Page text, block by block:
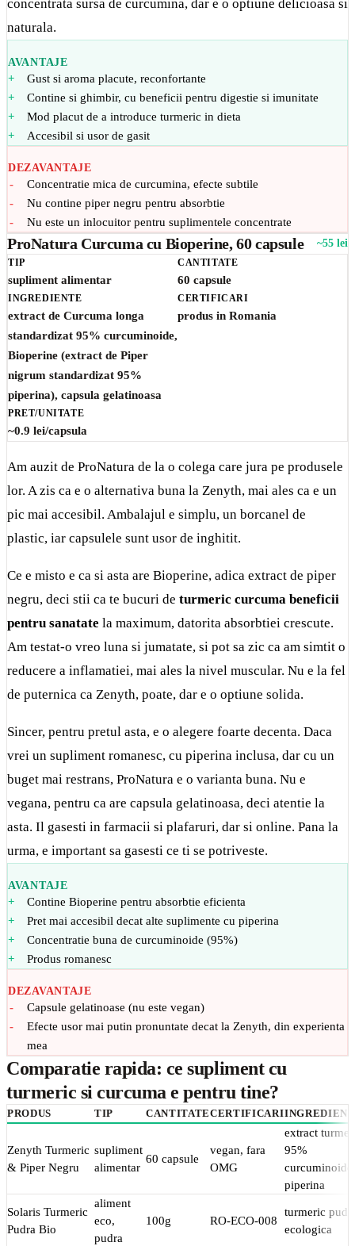
concentrata sursa de curcumina, dar e o optiune delicioasa si
naturala.
AVANTAJE
Gust si aroma placute, reconfortante
Contine si ghimbir, cu beneficii pentru digestie si imunitate
Mod placut de a introduce turmeric in dieta
Accesibil si usor de gasit
DEZAVANTAJE
Concentratie mica de curcumina, efecte subtile
Nu contine piper negru pentru absorbtie
Nu este un inlocuitor pentru suplimentele concentrate
ProNatura Curcuma cu Bioperine, 60 capsule ~55 lei
TIP
supliment alimentar
CANTITATE
60 capsule
INGREDIENTE
extract de Curcuma longa
standardizat 95% curcuminoide,
Bioperine (extract de Piper
nigrum standardizat 95%
piperina), capsula gelatinoasa
CERTIFICARI
produs in Romania
PRET/UNITATE
~0.9 lei/capsula
Am auzit de ProNatura de la o colega care jura pe produsele
lor. A zis ca e o alternativa buna la Zenyth, mai ales ca e un
pic mai accesibil. Ambalajul e simplu, un borcanel de
plastic, iar capsulele sunt usor de inghitit.
Ce e misto e ca si asta are Bioperine, adica extract de piper
negru, deci stii ca te bucuri de turmeric curcuma beneficii
pentru sanatate la maximum, datorita absorbtiei crescute.
Am testat-o vreo luna si jumatate, si pot sa zic ca am simtit o
reducere a inflamatiei, mai ales la nivel muscular. Nu e la fel
de puternica ca Zenyth, poate, dar e o optiune solida.
Sincer, pentru pretul asta, e o alegere foarte decenta. Daca
vrei un supliment romanesc, cu piperina inclusa, dar cu un
buget mai restrans, ProNatura e o varianta buna. Nu e
vegana, pentru ca are capsula gelatinoasa, deci atentie la
asta. Il gasesti in farmacii si plafaruri, dar si online. Pana la
urma, e important sa gasesti ce ti se potriveste.
AVANTAJE
Contine Bioperine pentru absorbtie eficienta
Pret mai accesibil decat alte suplimente cu piperina
Concentratie buna de curcuminoide (95%)
Produs romanesc
DEZAVANTAJE
Capsule gelatinoase (nu este vegan)
Efecte usor mai putin pronuntate decat la Zenyth, din experienta
mea
Comparatie rapida: ce supliment cu
turmeric si curcuma e pentru tine?
PRODUS TIP CANTITATECERTIFICARI
Zenyth Turmeric
& Piper Negru
supliment
alimentar
60 capsule
vegan, fara
OMG
extract
95%
curcuminoide,
piperina
Solaris Turmeric
Pudra Bio
aliment
eco,
pudra
100g RO-ECO-008
turmeric
ecologica